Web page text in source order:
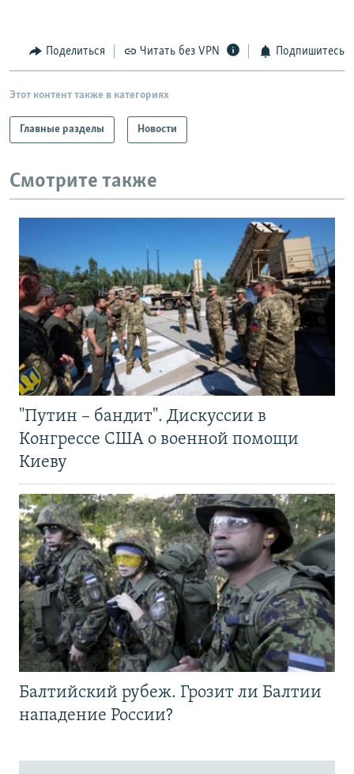
Поделиться Читать без VPN Подпишитесь
Этот контент также в категориях
Главные разделы Новости
Смотрите также
"Путин – бандит". Дискуссии в
Конгрессе США о военной помощи
Киеву
Балтийский рубеж. Грозит ли Балтии
нападение России?